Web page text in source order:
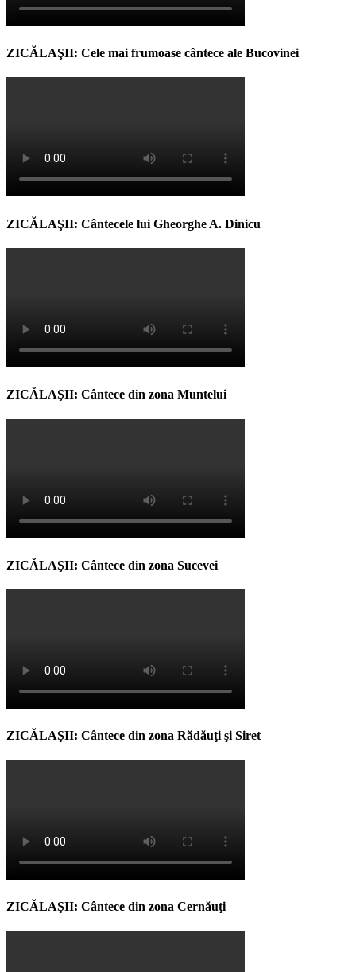
ZICĂLAŞII: Cele mai frumoase cântece ale Bucovinei
ZICĂLAŞII: Cântecele lui Gheorghe A. Dinicu
ZICĂLAŞII: Cântece din zona Muntelui
ZICĂLAŞII: Cântece din zona Sucevei
ZICĂLAŞII: Cântece din zona Rădăuţi şi Siret
ZICĂLAŞII: Cântece din zona Cernăuţi